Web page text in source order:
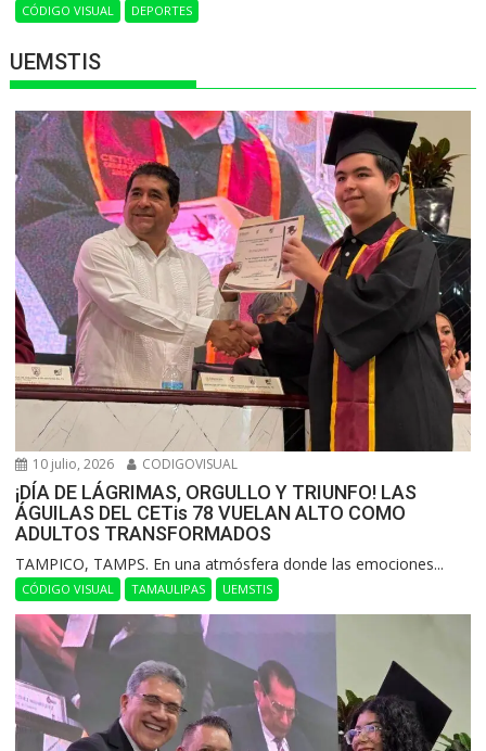
CÓDIGO VISUAL DEPORTES
UEMSTIS
10 julio, 2026 CODIGOVISUAL
¡DÍA DE LÁGRIMAS, ORGULLO Y TRIUNFO! LAS
ÁGUILAS DEL CETis 78 VUELAN ALTO COMO
ADULTOS TRANSFORMADOS
​TAMPICO, TAMPS. En una atmósfera donde las emociones...
CÓDIGO VISUAL TAMAULIPAS UEMSTIS